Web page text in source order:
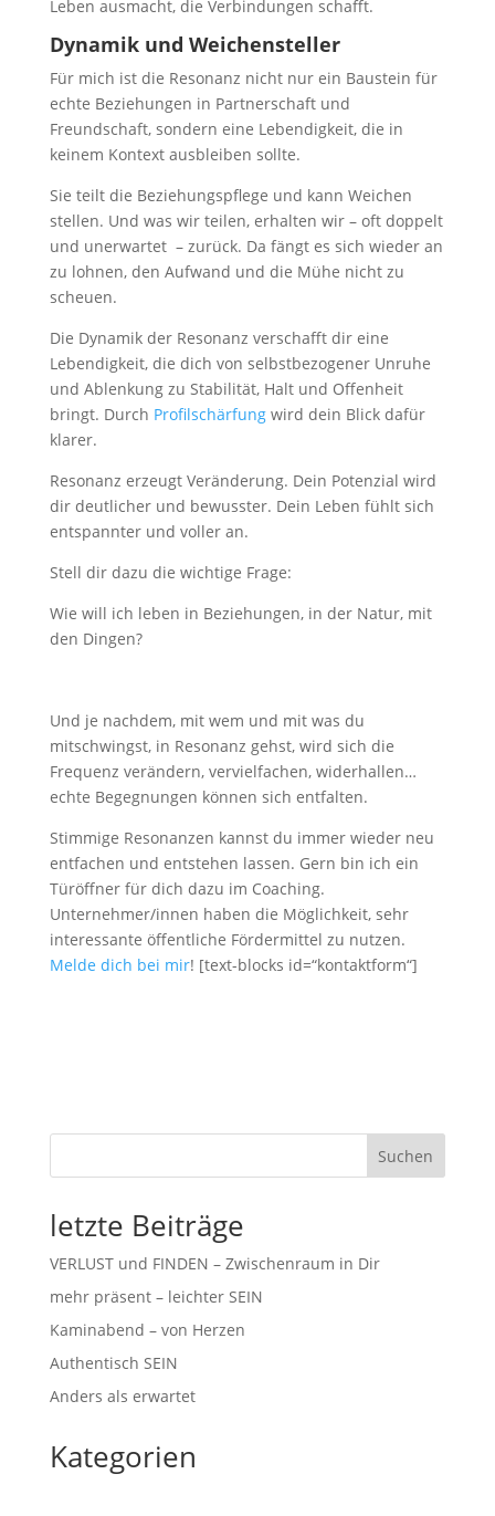
Leben ausmacht, die Verbindungen schafft.
Dynamik und Weichensteller
Für mich ist die Resonanz nicht nur ein Baustein für
echte Beziehungen in Partnerschaft und
Freundschaft, sondern eine Lebendigkeit, die in
keinem Kontext ausbleiben sollte.
Sie teilt die Beziehungspflege und kann Weichen
stellen. Und was wir teilen, erhalten wir – oft doppelt
und unerwartet – zurück. Da fängt es sich wieder an
zu lohnen, den Aufwand und die Mühe nicht zu
scheuen.
Die Dynamik der Resonanz verschafft dir eine
Lebendigkeit, die dich von selbstbezogener Unruhe
und Ablenkung zu Stabilität, Halt und Offenheit
bringt. Durch Profilschärfungwird dein Blick dafür
klarer.
Resonanz erzeugt Veränderung. Dein Potenzial wird
dir deutlicher und bewusster. Dein Leben fühlt sich
entspannter und voller an.
Stell dir dazu die wichtige Frage:
Wie will ich leben in Beziehungen, in der Natur, mit
den Dingen?
Und je nachdem, mit wem und mit was du
mitschwingst, in Resonanz gehst, wird sich die
Frequenz verändern, vervielfachen, widerhallen…
echte Begegnungen können sich entfalten.
Stimmige Resonanzen kannst du immer wieder neu
entfachen und entstehen lassen. Gern bin ich ein
Türöffner für dich dazu im Coaching.
Unternehmer/innen haben die Möglichkeit, sehr
interessante öffentliche Fördermittel zu nutzen.
Melde dich bei mir! [text-blocks id=“kontaktform“]
Suchen
letzte Beiträge
VERLUST und FINDEN – Zwischenraum in Dir
mehr präsent – leichter SEIN
Kaminabend – von Herzen
Authentisch SEIN
Anders als erwartet
Kategorien